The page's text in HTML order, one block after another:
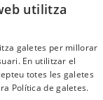
utilitza
galetes per millorar
En utilitzar el
totes les galetes
Política de galetes.